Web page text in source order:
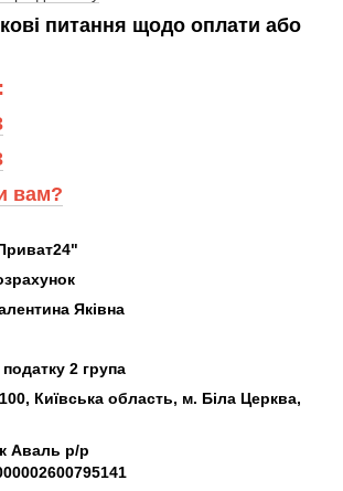
питання щодо оплати або
вам?
Яківна
2 група
Київська область, м. Біла Церква,
Аваль р/р